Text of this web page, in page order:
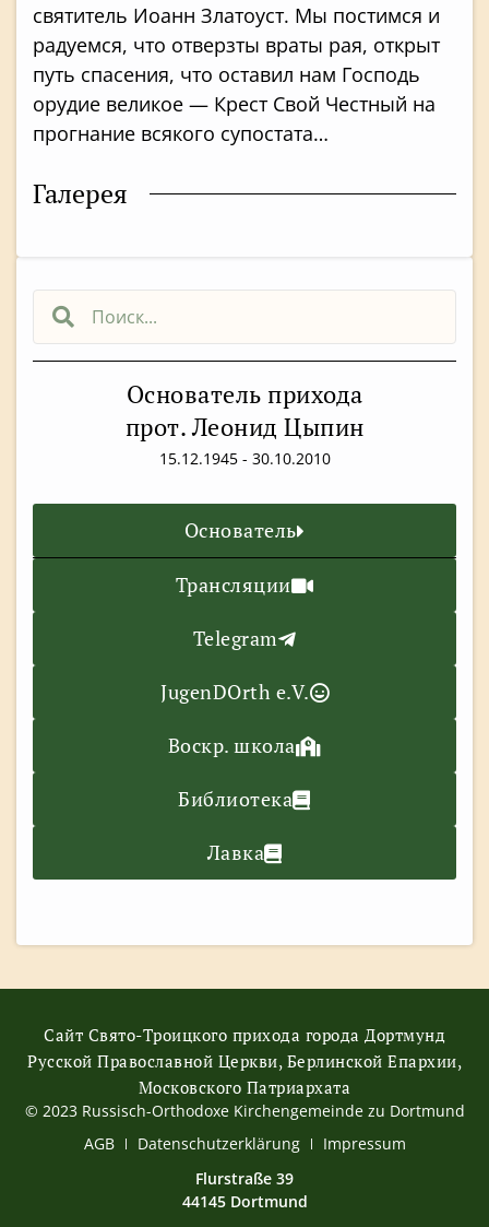
Основатель прихода
прот. Леонид Цыпин
15.12.1945 - 30.10.2010
Основатель
Трансляции
Telegram
JugenDOrth e.V.
Воскр. школа
Библиотека
Лавка
святитель Иоанн Златоуст. Мы постимся и
радуемся, что отверзты враты рая, открыт
путь спасения, что оставил нам Господь
орудие великое — Крест Свой Честный на
прогнание всякого супостата…
Галерея
Сайт Свято-Троицкого прихода города Дортмунд
Русской Православной Церкви, Берлинской Епархии,
Московского Патриархата
© 2023 Russisch-Orthodoxe Kirchengemeinde zu Dortmund
АGB
Datenschutzerklärung
Impressum
Flurstraße 39
44145 Dortmund